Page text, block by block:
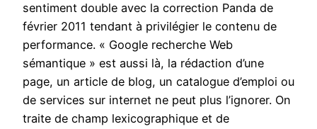
sentiment double avec la correction Panda de
février 2011 tendant à privilégier le contenu de
performance. « Google recherche Web
sémantique » est aussi là, la rédaction d’une
page, un article de blog, un catalogue d’emploi ou
de services sur internet ne peut plus l’ignorer. On
traite de champ lexicographique et de